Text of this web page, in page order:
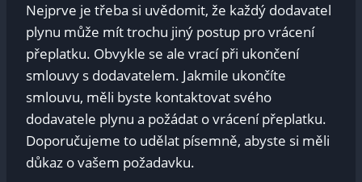
Nejprve⁤ je třeba si uvědomit, že každý ⁣dodavatel
⁢plynu ‌může mít trochu jiný postup ‍pro vrácení
přeplatku. Obvykle​ se⁢ ale vrací při ukončení
smlouvy ⁤s​ dodavatelem. Jakmile ukončíte
⁣smlouvu, měli byste kontaktovat svého
‌dodavatele plynu a požádat o vrácení přeplatku.
Doporučujeme to udělat písemně, abyste si měli
‌důkaz ‍o vašem ​požadavku.